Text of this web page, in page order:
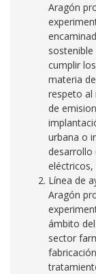
Aragón
cumplir
materia
respeto al
de
urbana o
desarrollo
Línea de
Aragón
ámbito
sector